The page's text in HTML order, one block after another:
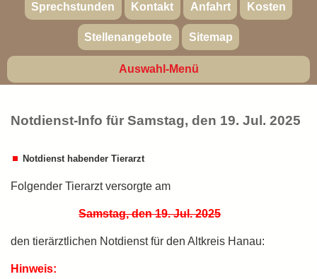
Sprechstunden Kontakt Anfahrt Kosten
Stellenangebote Sitemap
Auswahl-Menü
Notdienst-Info für Samstag, den 19. Jul. 2025
Notdienst habender Tierarzt
Folgender Tierarzt versorgte am
Samstag, den 19. Jul. 2025
den tierärztlichen Notdienst für den Altkreis Hanau:
Hinweis: